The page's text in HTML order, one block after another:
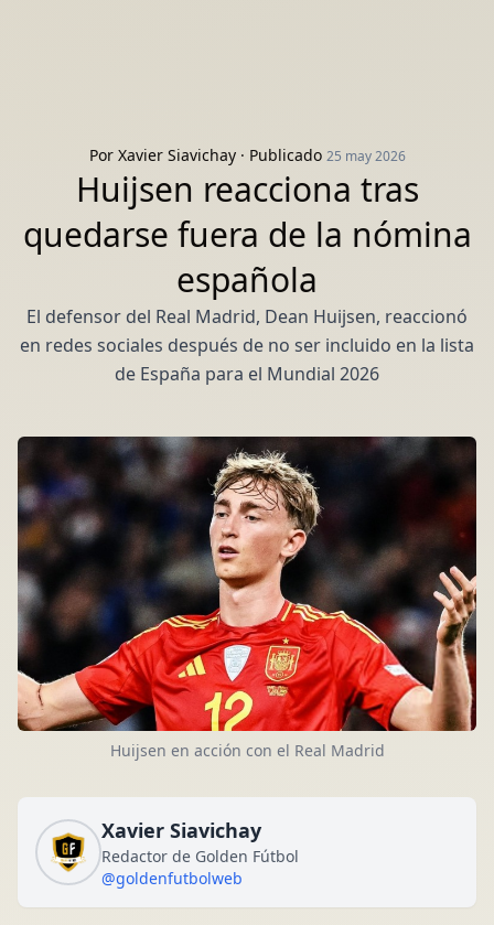
Por Xavier Siavichay· Publicado 25 may 2026
Huijsen reacciona tras
quedarse fuera de la nómina
española
El defensor del Real Madrid, Dean Huijsen, reaccionó
en redes sociales después de no ser incluido en la lista
de España para el Mundial 2026
Huijsen en acción con el Real Madrid
Xavier Siavichay
Redactor de Golden Fútbol
@goldenfutbolweb